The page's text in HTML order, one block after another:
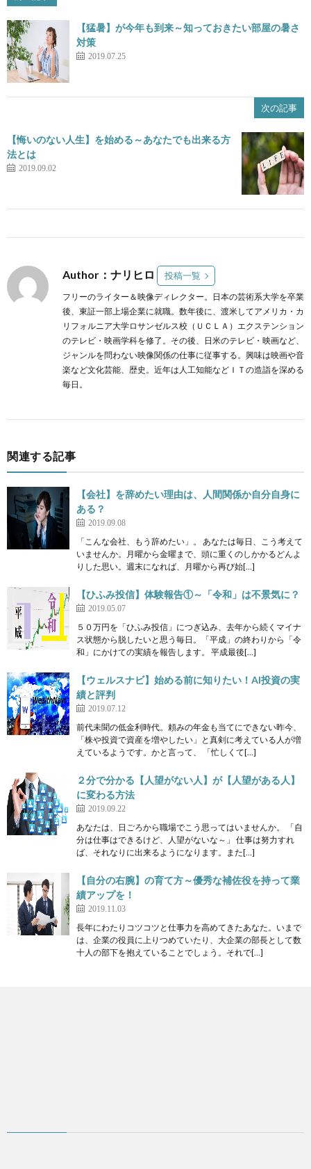
【猛暑】が今年も到来～知っておきたい部屋の暑さ
対策
2019.07.25
次の記事
【悔いのない人生】を始める～あなたでも出来る方
法とは
2019.09.02
Author：ナリヒロ 投稿一覧
フリーのライター＆映像ディレクター。日本の芸術系大学を卒業
後、東証一部上場企業に就職。数年後に、渡米してアメリカ・カ
リフォルニア大学ロサンゼルス校（ＵＣＬＡ）エクステンション
のテレビ・映画学科を修了。その後、日米のテレビ・映画など、
ジャンルを問わない映像関係の仕事に従事する。興味は映画や音
楽など文化芸能、歴史。近年は人工知能などＩＴの造詣を深める
毎日。
関連する記事
【会社】を辞めたい理由は、人間関係か自分自身に
ある？
2019.09.08
「こんな会社、もう辞めたい」。 あなたは毎日、こう考えて
いませんか。月曜から金曜まで、頭に重くのしかかるどんよ
りした思い。週末になれば、月曜から再び始[…]
【ひふみ投信】体験報告①～「令和」は不景気に？
2019.05.07
５０万円を「ひふみ投信」につぎ込み、去年から続くマイナ
ス状態から脱したいと思う毎日。「平成」の終わりから「令
和」にかけての実績を報告します。 平成最後[…]
【ウェルスナビ】始める前に知りたい！AI投資の実
績と評判
2019.07.12
前代未聞の低金利時代。頼みの年金も当てにできない昨今、
「株や投資で資産を増やしたい」と真剣に考えている人が増
えているようです。かと言って、 「忙しくて[…]
２分で分かる【人望がない人】が【人望がある人】
に変わる方法
2019.09.22
あなたは、日ごろから職場でこう思ってはいませんか。 「自
分は仕事はできるけど、人望がないな～」 仕事は努力すれ
ば、それなりに出来るようになります。また[…]
【自分の右腕】の育て方～優秀な補佐役を持って業
績アップを！
2019.11.03
長年にわたりコツコツと仕事力を高めてきたあなた。いまで
は、企業の役員に上りつめていたり、大企業の部長として数
十人の部下を抱えていることでしょう。それで[…]